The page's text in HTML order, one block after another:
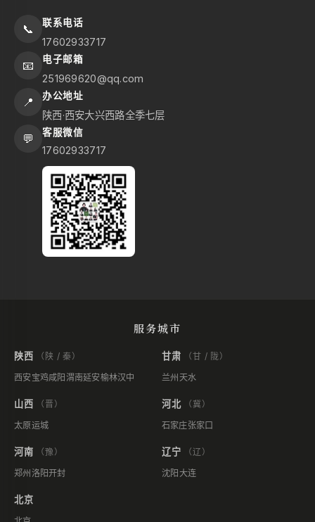
📞 联系电话
17602933717
📧 电子邮箱
251969620@qq.com
📍 办公地址
陕西·西安大兴西路全季七层
💬 客服微信
17602933717
服务城市
陕西
（陕 / 秦）
西安宝鸡咸阳 渭南延安榆林汉中
甘肃
（甘 / 陇）
兰州 天水
山西
（晋）
太原运城
河北
（冀）
石家庄张家口
河南
（豫）
郑州 洛阳开封
辽宁
（辽）
沈阳 大连
北京